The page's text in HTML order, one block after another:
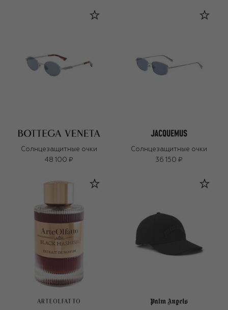
Солнцезащитные очки
48 100 ₽
Солнцезащитные очки
36 150 ₽
ARTEOLFATTO